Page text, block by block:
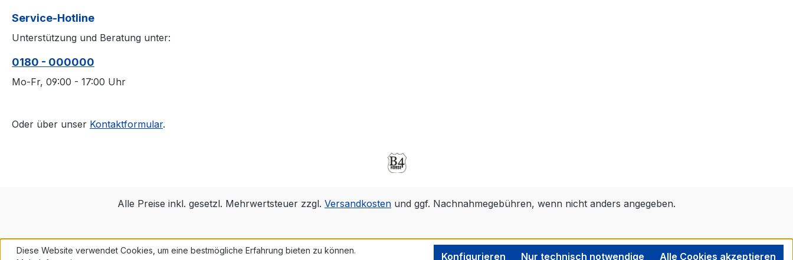
Service-Hotline
Unterstützung und Beratung unter:
0180 - 000000
Mo-Fr, 09:00 - 17:00 Uhr
Oder über unser Kontaktformular.
Alle Preise inkl. gesetzl. Mehrwertsteuer zzgl. Versandkosten und ggf. Nachnahmegebühren, wenn nicht anders angegeben.
Diese Website verwendet Cookies, um eine bestmögliche Erfahrung bieten zu können.
Nur technisch notwendige
Konfigurieren Alle Cookies akzeptieren